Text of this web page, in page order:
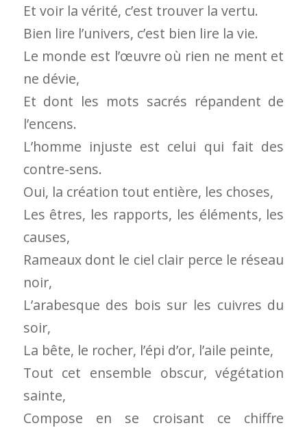
Et voir la vérité, c’est trouver la vertu.
Bien lire l’univers, c’est bien lire la vie.
Le monde est l’œuvre où rien ne ment et
ne dévie,
Et dont les mots sacrés répandent de
l’encens.
L’homme injuste est celui qui fait des
contre-sens.
Oui, la création tout entière, les choses,
Les êtres, les rapports, les éléments, les
causes,
Rameaux dont le ciel clair perce le réseau
noir,
L’arabesque des bois sur les cuivres du
soir,
La bête, le rocher, l’épi d’or, l’aile peinte,
Tout cet ensemble obscur, végétation
sainte,
Compose en se croisant ce chiffre